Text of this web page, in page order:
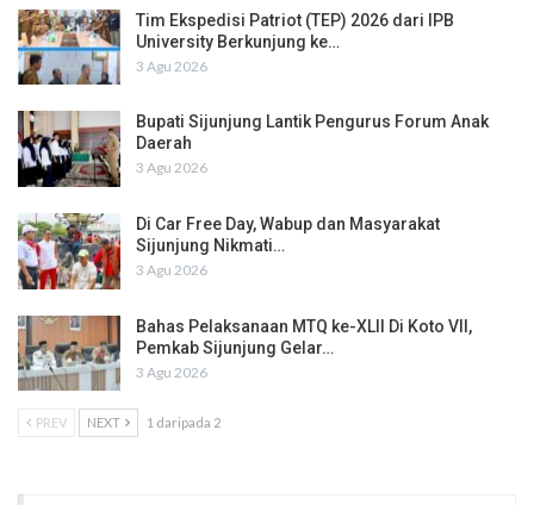
Tim Ekspedisi Patriot (TEP) 2026 dari IPB
University Berkunjung ke…
3 Agu 2026
Bupati Sijunjung Lantik Pengurus Forum Anak
Daerah
3 Agu 2026
Di Car Free Day, Wabup dan Masyarakat
Sijunjung Nikmati…
3 Agu 2026
Bahas Pelaksanaan MTQ ke-XLII Di Koto VII,
Pemkab Sijunjung Gelar…
3 Agu 2026
PREV NEXT 1 daripada 2